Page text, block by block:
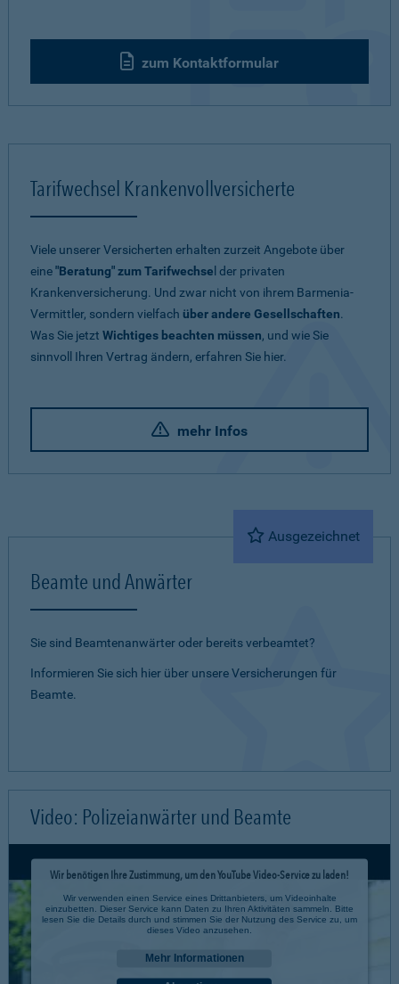
zum Kontaktformular
Tarifwechsel Krankenvollversicherte
Viele unserer Versicherten erhalten zurzeit Angebote über
eine"Beratung" zum Tarifwechse l der privaten
Krankenversicherung. Und zwar nicht von ihrem Barmenia-
Vermittler, sondern vielfach über andere Gesellschaften.
Was Sie jetzt Wichtiges beachten müssen, und wie Sie
sinnvoll Ihren Vertrag ändern, erfahren Sie hier.
mehr Infos
Ausgezeichnet
Beamte und Anwärter
Sie sind Beamtenanwärter oder bereits verbeamtet?
Informieren Sie sich hier über unsere Versicherungen für
Beamte.
Video: Polizeianwärter und Beamte
Wir benötigen Ihre Zustimmung, um den YouTube Video-Service zu laden!
Wir verwenden einen Service eines Drittanbieters, um Videoinhalte
einzubetten. Dieser Service kann Daten zu Ihren Aktivitäten sammeln. Bitte
lesen Sie die Details durch und stimmen Sie der Nutzung des Service zu, um
dieses Video anzusehen.
Mehr Informationen